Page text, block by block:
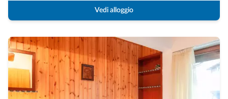
Vedi alloggio